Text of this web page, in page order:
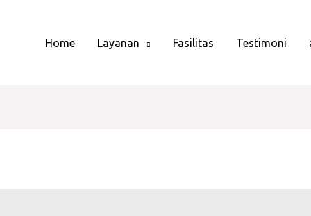
Home Layanan Fasilitas Testimoni